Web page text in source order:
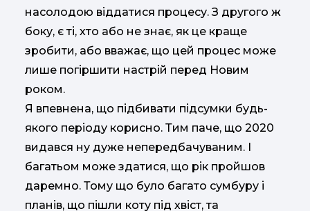
насолодою віддатися процесу. З другого ж
боку, є ті, хто або не знає, як це краще
зробити, або вважає, що цей процес може
лише погіршити настрій перед Новим
роком.
Я впевнена, що підбивати підсумки будь-
якого періоду корисно. Тим паче, що 2020
видався ну дуже непередбачуваним. І
багатьом може здатися, що рік пройшов
даремно. Тому що було багато сумбуру і
планів, що пішли коту під хвіст, та